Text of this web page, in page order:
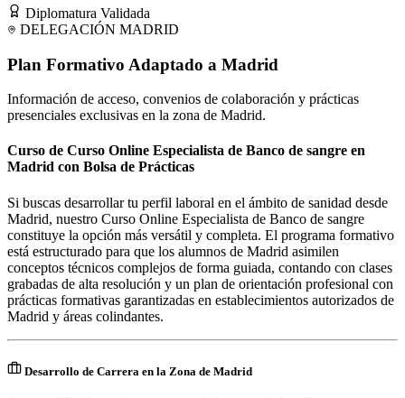
Diplomatura Validada
DELEGACIÓN MADRID
Plan Formativo Adaptado a Madrid
Información de acceso, convenios de colaboración y prácticas
presenciales exclusivas en la zona de Madrid.
Curso de Curso Online Especialista de Banco de sangre en
Madrid con Bolsa de Prácticas
Si buscas desarrollar tu perfil laboral en el ámbito de sanidad desde
Madrid, nuestro Curso Online Especialista de Banco de sangre
constituye la opción más versátil y completa. El programa formativo
está estructurado para que los alumnos de Madrid asimilen
conceptos técnicos complejos de forma guiada, contando con clases
grabadas de alta resolución y un plan de orientación profesional con
prácticas formativas garantizadas en establecimientos autorizados de
Madrid y áreas colindantes.
Desarrollo de Carrera en la Zona de Madrid